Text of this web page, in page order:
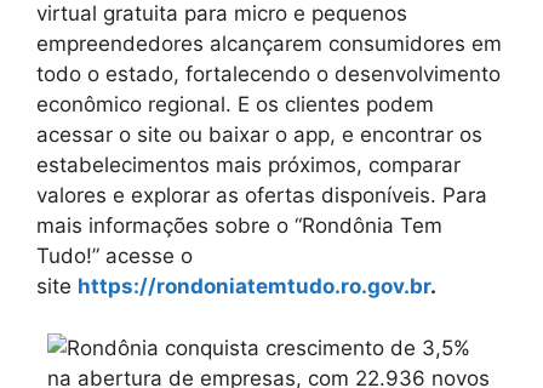
virtual gratuita para micro e pequenos
empreendedores alcançarem consumidores em
todo o estado, fortalecendo o desenvolvimento
econômico regional. E os clientes podem
acessar o site ou baixar o app, e encontrar os
estabelecimentos mais próximos, comparar
valores e explorar as ofertas disponíveis. Para
mais informações sobre o “Rondônia Tem
Tudo!” acesse o
site https://rondoniatemtudo.ro.gov.br.